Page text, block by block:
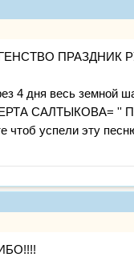
ПРАЗДНИК
4 дня весь земной
чтоб успели эту